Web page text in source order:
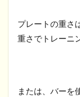
プレートの重さ
重さでトレーニ
または、バーを